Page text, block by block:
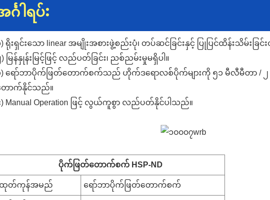
င်္ဂါရပ်:
) ရိုးရှင်းသော linear အမျိုးအစားဖွဲ့စည်းပုံ၊ တပ်ဆင်ခြင်းနှင့် ပြုပြင်ထိန်းသိမ်း
၂) မြန်နှုန်းမြင့်ဖြင့် လည်ပတ်ခြင်း၊ ညစ်ညမ်းမှုမရှိပါ။
) ရော်ဘာပိုက်ဖြတ်တောက်စက်သည် ဟိုက်ဒရောလစ်ပိုက်များကို ၅၁ မီလီမီတာ /
ောက်နိုင်သည်။
) Manual Operation ဖြင့် လွယ်ကူစွာ လည်ပတ်နိုင်ပါသည်။
ပိုက်ဖြတ်တောက်စက် HSP-ND
ထုတ်ကုန်အမည် ရော်ဘာပိုက်ဖြတ်တောက်စက်
86 13370553047
info@hesperrubber.com
*